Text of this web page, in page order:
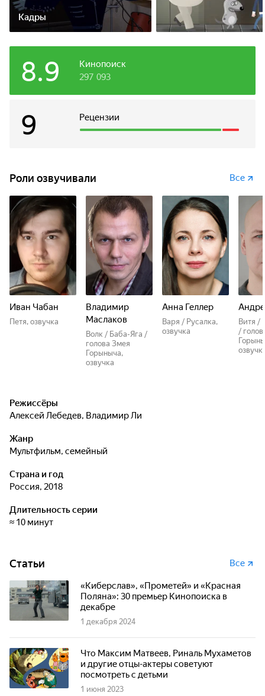
Кадры
Кинопоиск
8.9 297 093
Рецензии
9
Роли озвучивали Все
Иван Чабан
Петя, озвучка
Владимир
Маслаков
Волк / Баба-Яга /
голова Змея
Горыныча,
озвучка
Анна Геллер
Варя / Русалка,
озвучка
Витя /
/
Режиссёры
Алексей Лебедев, Владимир Ли
Жанр
мультфильм, семейный
Страна и год
Россия, 2018
Длительность серии
≈ 10 минут
Статьи Все
«Киберслав», «Прометей» и «Красная
Поляна»: 30 премьер Кинопоиска в
декабре
1 декабря 2024
Что Максим Матвеев, Риналь Мухаметов
и другие отцы-актеры советуют
посмотреть с детьми
1 июня 2023